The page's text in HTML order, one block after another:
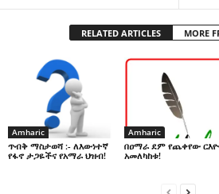
RELATED ARTICLES MORE
Amharic
ጥብቅ ማስታወሻ :- ለእውነተኛ
የፋኖ ታጋዬችና የአማራ ህዝብ!
Amharic
በዐማራ ደም የጨቀየው
አመለካከቱ!